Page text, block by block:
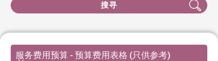
搜寻
服务费用预算 - 预算费用表格 (只供参考)